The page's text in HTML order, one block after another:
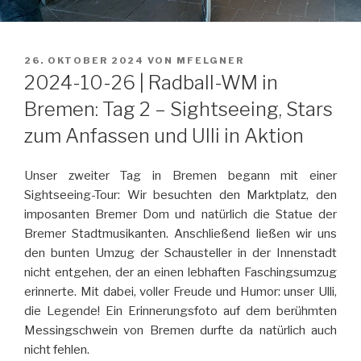
VERÖFFENTLICHT
AM
26. OKTOBER 2024 VON MFELGNER
2024-10-26 | Radball-WM in
Bremen: Tag 2 – Sightseeing, Stars
zum Anfassen und Ulli in Aktion
Unser zweiter Tag in Bremen begann mit einer
Sightseeing-Tour: Wir besuchten den Marktplatz, den
imposanten Bremer Dom und natürlich die Statue der
Bremer Stadtmusikanten. Anschließend ließen wir uns
den bunten Umzug der Schausteller in der Innenstadt
nicht entgehen, der an einen lebhaften Faschingsumzug
erinnerte. Mit dabei, voller Freude und Humor: unser Ulli,
die Legende! Ein Erinnerungsfoto auf dem berühmten
Messingschwein von Bremen durfte da natürlich auch
nicht fehlen.